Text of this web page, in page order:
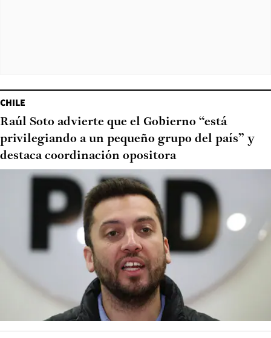
CHILE
Raúl Soto advierte que el Gobierno “está
privilegiando a un pequeño grupo del país” y
destaca coordinación opositora